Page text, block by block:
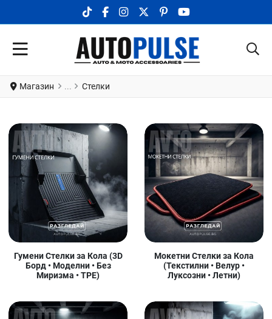
TIKTOK SOCIAL LINK
FACEBOOK SOCIAL LINK
INSTAGRAM SOCIAL LINK
X.COM SOCIAL LINK
PINTEREST SOCIAL LINK
YOUTUBE SOCIAL
Магазин Стелки
Гумени Стелки за Кола (3D
Борд • Моделни • Без
Миризма • TPE)
Мокетни Стелки за Кола
(Текстилни • Велур •
Луксозни • Летни)